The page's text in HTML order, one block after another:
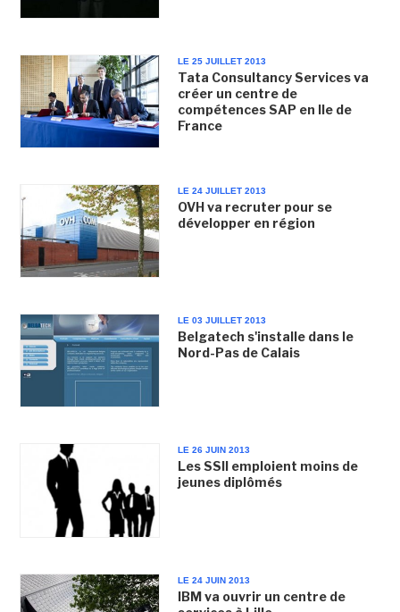
LE 25 JUILLET 2013
Tata Consultancy Services va
créer un centre de
compétences SAP en Ile de
France
LE 24 JUILLET 2013
OVH va recruter pour se
développer en région
LE 03 JUILLET 2013
Belgatech s'installe dans le
Nord-Pas de Calais
LE 26 JUIN 2013
Les SSII emploient moins de
jeunes diplômés
LE 24 JUIN 2013
IBM va ouvrir un centre de